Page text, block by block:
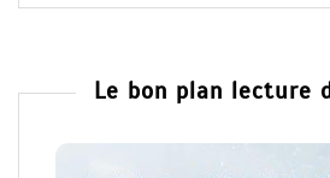
Le bon plan lecture